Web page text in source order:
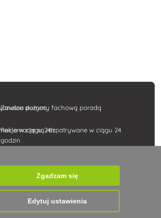
Zawsze służymy fachową poradą
Reklamacje są rozpatrywane w ciągu 24
godzin
Dostawa w ciągu 24 godzin od poniedziałku
Zgadzam się
Edytuj ustawienia